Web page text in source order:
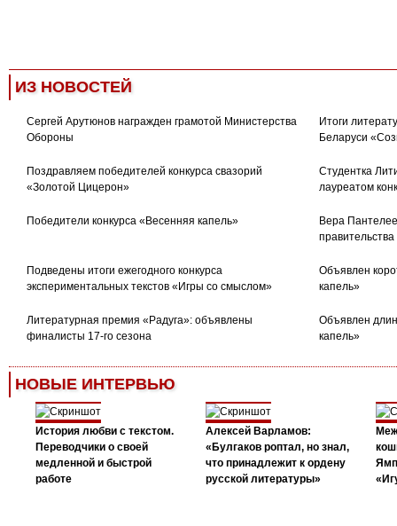
ИЗ НОВОСТЕЙ
Сергей Арутюнов награжден грамотой Министерства
Обороны
Итоги
Беларуси
Поздравляем победителей конкурса свазорий
«Золотой Цицерон»
Студентка
лауреатом
Победители конкурса «Весенняя капель»
Вера
Подведены итоги ежегодного конкурса
экспериментальных текстов «Игры со смыслом»
Объявлен
капель»
Литературная премия «Радуга»: объявлены
финалисты 17-го сезона
Объявлен
капель»
НОВЫЕ ИНТЕРВЬЮ
История любви с текстом.
Переводчики о своей
медленной и быстрой
работе
Алексей Варламов:
«Булгаков роптал, но знал,
что принадлежит к ордену
русской литературы»